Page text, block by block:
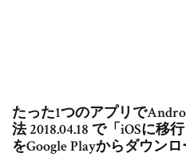
たった1つのアプリで
法 2018.04.18 で「iOSに移
をGoogle Playからダウン